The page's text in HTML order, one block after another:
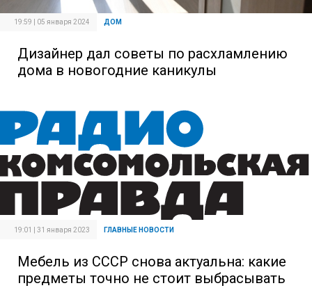
19:59 | 05 января 2024 ДОМ
Дизайнер дал советы по расхламлению
дома в новогодние каникулы
19:01 | 31 января 2023 ГЛАВНЫЕ НОВОСТИ
Мебель из СССР снова актуальна: какие
предметы точно не стоит выбрасывать